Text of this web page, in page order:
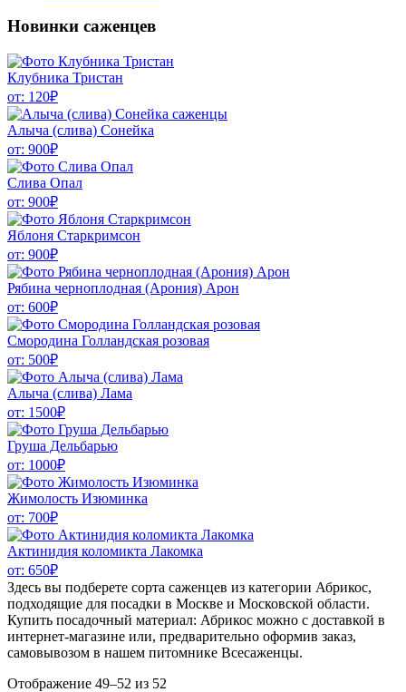
Новинки саженцев
Клубника Тристан
от: 120₽
Алыча (слива) Сонейка
от: 900₽
Слива Опал
от: 900₽
Яблоня Старкримсон
от: 900₽
Рябина черноплодная (Арония) Арон
от: 600₽
Смородина Голландская розовая
от: 500₽
Алыча (слива) Лама
от: 1500₽
Груша Дельбарью
от: 1000₽
Жимолость Изюминка
от: 700₽
Актинидия коломикта Лакомка
от: 650₽
Здесь вы подберете сорта саженцев из категории Абрикос,
подходящие для посадки в Москве и Московской области.
Купить посадочный материал: Абрикос можно с доставкой в
интернет-магазине или, предварительно оформив заказ,
самовывозом в нашем питомнике Всесаженцы.
Отображение 49–52 из 52